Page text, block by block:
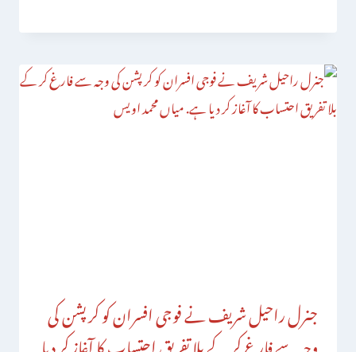
جنرل راحیل شریف نے فوجی افسران کو کرپشن کی
وجہ سے فارغ کر کے بلا تفریق احتساب کا آغاز کر دیا